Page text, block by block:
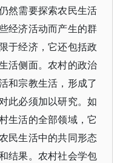
然需要探索农民生活
经济活动而产生的群
于经济，它还包括政
活侧面。农村的政治
和宗教生活，形成了
此必须加以研究。如
生活的全部领域，它
民生活中的共同形态
结果。农村社会学包